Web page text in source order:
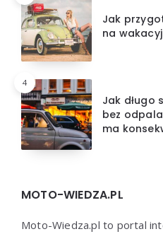
Jak
na
4
Jak długo
bez
ma
MOTO-WIEDZA.PL
Moto-Wiedza.pl to portal